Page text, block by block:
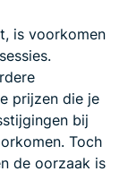
is voorkomen
prijzen die je
bij
Toch
de oorzaak is